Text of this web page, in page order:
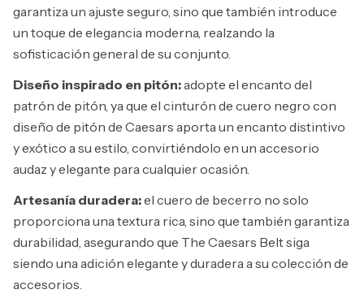
garantiza un ajuste seguro, sino que también introduce
un toque de elegancia moderna, realzando la
sofisticación general de su conjunto.
Diseño inspirado en pitón:adopte el encanto del
patrón de pitón, ya que el cinturón de cuero negro con
diseño de pitón de Caesars aporta un encanto distintivo
y exótico a su estilo, convirtiéndolo en un accesorio
audaz y elegante para cualquier ocasión.
Artesanía duradera:el cuero de becerro no solo
proporciona una textura rica, sino que también garantiza
durabilidad, asegurando que The Caesars Belt siga
siendo una adición elegante y duradera a su colección de
accesorios.